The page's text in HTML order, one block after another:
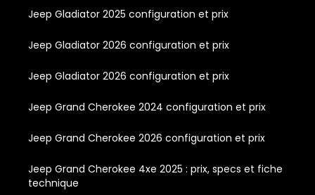
Jeep Gladiator 2025 configuration et prix
Jeep Gladiator 2026 configuration et prix
Jeep Gladiator 2026 configuration et prix
Jeep Grand Cherokee 2024 configuration et prix
Jeep Grand Cherokee 2026 configuration et prix
Jeep Grand Cherokee 4xe 2025 : prix, specs et fiche
technique